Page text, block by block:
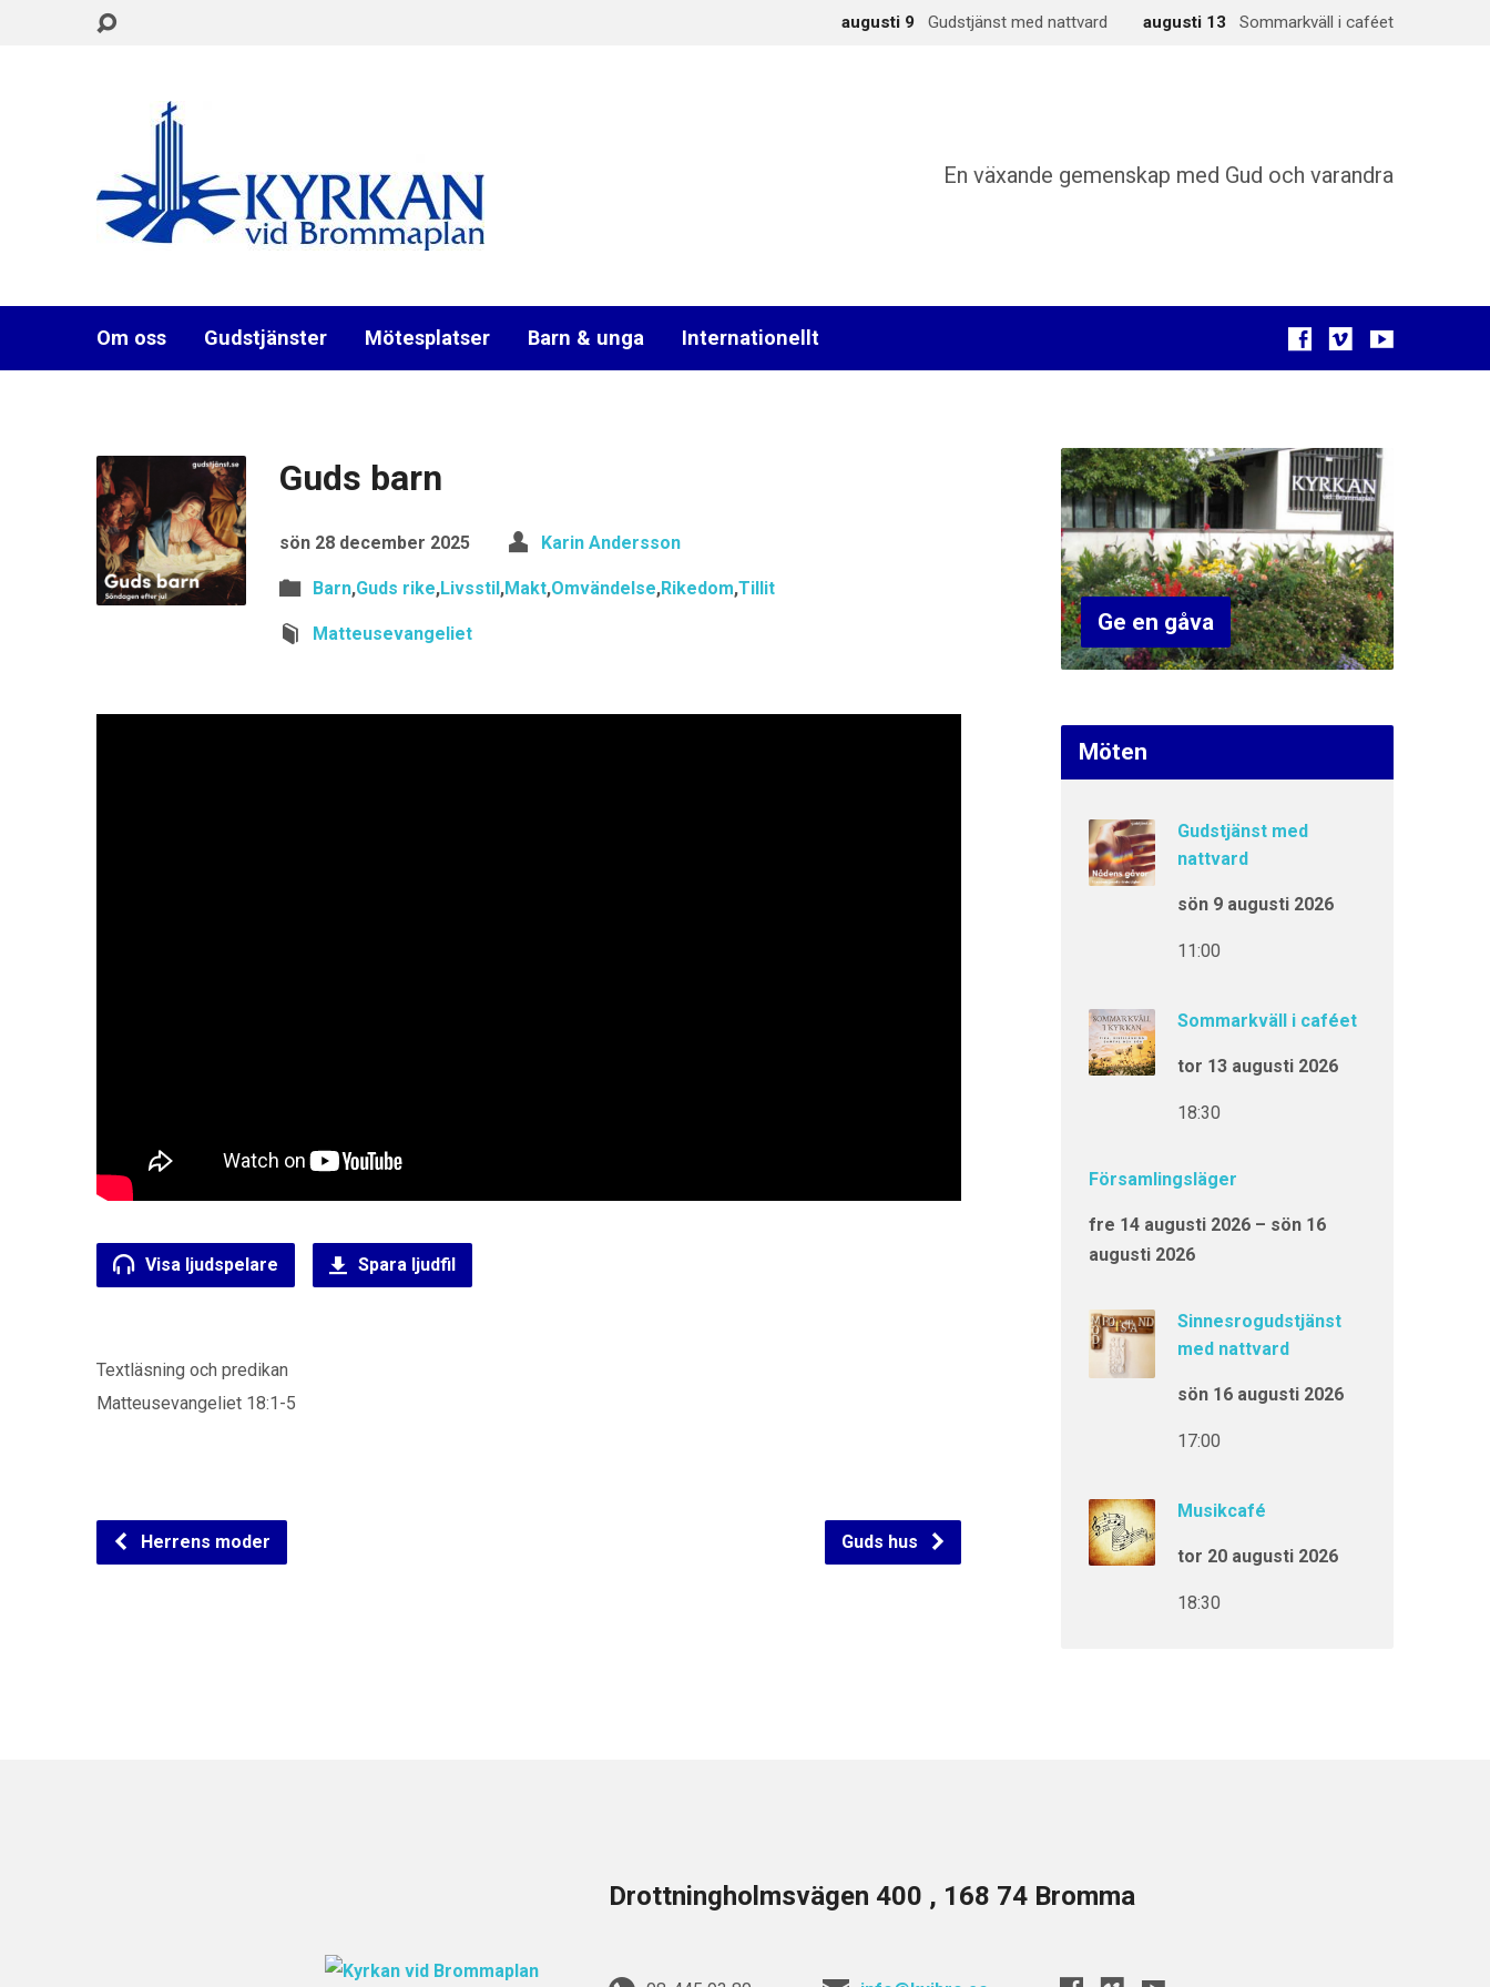
augusti 9 Gudstjänst med nattvard augusti 13 Sommarkväll i caféet
En växande gemenskap med Gud och varandra
Om oss Gudstjänster Mötesplatser Barn & unga Internationellt
Guds barn
sön 28 december 2025 Karin Andersson
Barn,Guds rike,Livsstil,Makt,Omvändelse,Rikedom,Tillit
Matteusevangeliet
Visa ljudspelare Spara ljudfil
Textläsning och predikan
Matteusevangeliet 18:1-5
Herrens moder Guds hus
Ge en gåva
Möten
Gudstjänst med
nattvard
sön 9 augusti 2026
11:00
Sommarkväll i caféet
tor 13 augusti 2026
18:30
Församlingsläger
fre 14 augusti 2026 – sön 16
augusti 2026
Sinnesrogudstjänst
med nattvard
sön 16 augusti 2026
17:00
Musikcafé
tor 20 augusti 2026
18:30
Drottningholmsvägen 400 , 168 74 Bromma